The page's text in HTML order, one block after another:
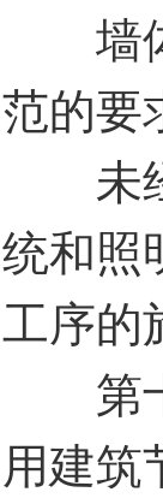
墙体
范的要
未经
统和照
工序的
第十
用建筑